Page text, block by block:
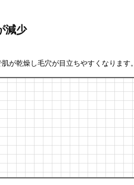
減少
が乾燥し毛穴が目立ちやすくなります。